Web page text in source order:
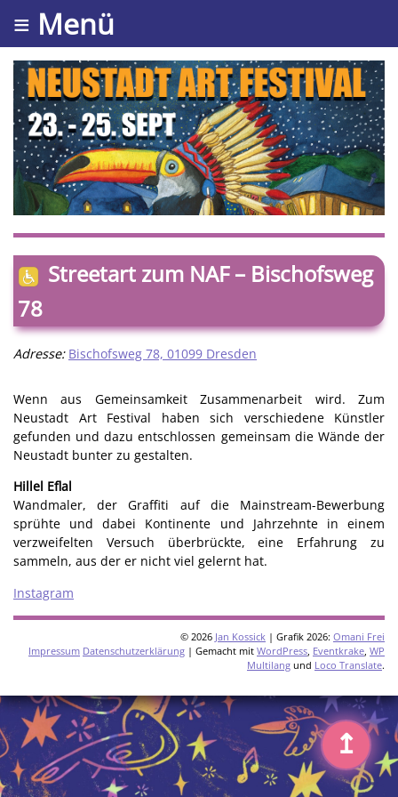
≡ Menü
Streetart zum NAF – Bischofsweg
78
Adresse: Bischofsweg 78, 01099 Dresden
Wenn aus Gemeinsamkeit Zusammenarbeit wird. Zum
Neustadt Art Festival haben sich verschiedene Künstler
gefunden und dazu entschlossen gemeinsam die Wände der
Neustadt bunter zu gestalten.
Hillel Eflal
Wandmaler, der Graffiti auf die Mainstream-Bewerbung
sprühte und dabei Kontinente und Jahrzehnte in einem
verzweifelten Versuch überbrückte, eine Erfahrung zu
sammeln, aus der er nicht viel gelernt hat.
Instagram
© 2026 Jan Kossick | Grafik 2026: Omani Frei
Impressum Datenschutzerklärung | Gemacht mit WordPress Eventkrake WP
Multilang und Loco Translate.
↥